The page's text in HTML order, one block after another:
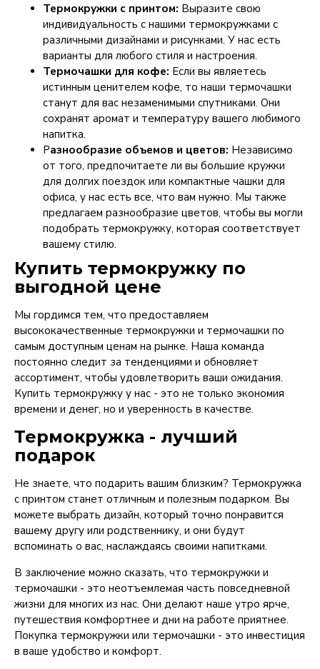
Термокружки с принтом: Выразите свою
индивидуальность с нашими термокружками с
различными дизайнами и рисунками. У нас есть
варианты для любого стиля и настроения.
Термочашки для кофе: Если вы являетесь
истинным ценителем кофе, то наши термочашки
станут для вас незаменимыми спутниками. Они
сохранят аромат и температуру вашего любимого
напитка.
Разнообразие объемов и цветов: Независимо
от того, предпочитаете ли вы большие кружки
для долгих поездок или компактные чашки для
офиса, у нас есть все, что вам нужно. Мы также
предлагаем разнообразие цветов, чтобы вы могли
подобрать термокружку, которая соответствует
вашему стилю.
Купить термокружку по
выгодной цене
Мы гордимся тем, что предоставляем
высококачественные термокружки и термочашки по
самым доступным ценам на рынке. Наша команда
постоянно следит за тенденциями и обновляет
ассортимент, чтобы удовлетворить ваши ожидания.
Купить термокружку у нас - это не только экономия
времени и денег, но и уверенность в качестве.
Термокружка - лучший
подарок
Не знаете, что подарить вашим близким? Термокружка
с принтом станет отличным и полезным подарком. Вы
можете выбрать дизайн, который точно понравится
вашему другу или родственнику, и они будут
вспоминать о вас, наслаждаясь своими напитками.
В заключение можно сказать, что термокружки и
термочашки - это неотъемлемая часть повседневной
жизни для многих из нас. Они делают наше утро ярче,
путешествия комфортнее и дни на работе приятнее.
Покупка термокружки или термочашки - это инвестиция
в ваше удобство и комфорт.